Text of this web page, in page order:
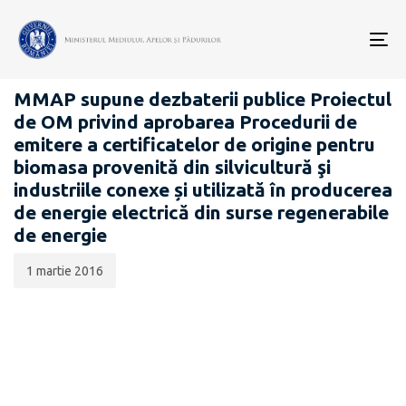
PROIECTE ACTE NORMATIVE
MMAP supune dezbaterii publice Proiectul
de OM privind aprobarea Procedurii de
emitere a certificatelor de origine pentru
biomasa provenită din silvicultură şi
industriile conexe și utilizată în producerea
de energie electrică din surse regenerabile
de energie
publicării:
1 martie 2016